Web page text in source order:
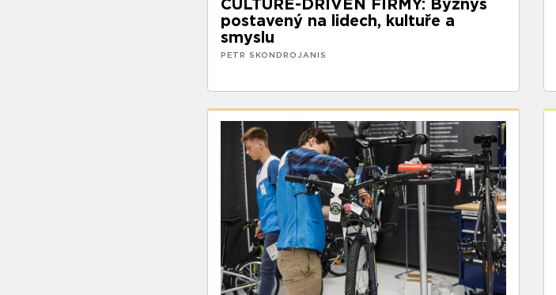
CULTURE-DRIVEN FIRMY: Byznys
postavený na lidech, kultuře a
smyslu
PETR SKONDROJANIS